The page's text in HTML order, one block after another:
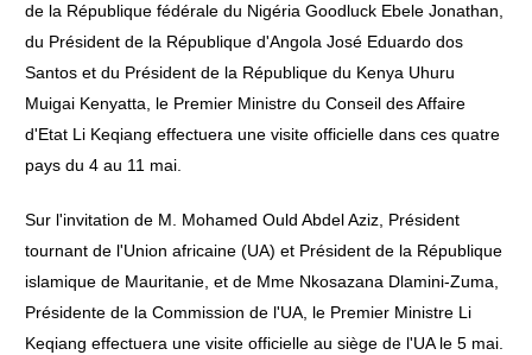
de la République fédérale du Nigéria Goodluck Ebele Jonathan,
du Président de la République d'Angola José Eduardo dos
Santos et du Président de la République du Kenya Uhuru
Muigai Kenyatta, le Premier Ministre du Conseil des Affaire
d'Etat Li Keqiang effectuera une visite officielle dans ces quatre
pays du 4 au 11 mai.
Sur l'invitation de M. Mohamed Ould Abdel Aziz, Président
tournant de l'Union africaine (UA) et Président de la République
islamique de Mauritanie, et de Mme Nkosazana Dlamini-Zuma,
Présidente de la Commission de l'UA, le Premier Ministre Li
Keqiang effectuera une visite officielle au siège de l'UA le 5 mai.